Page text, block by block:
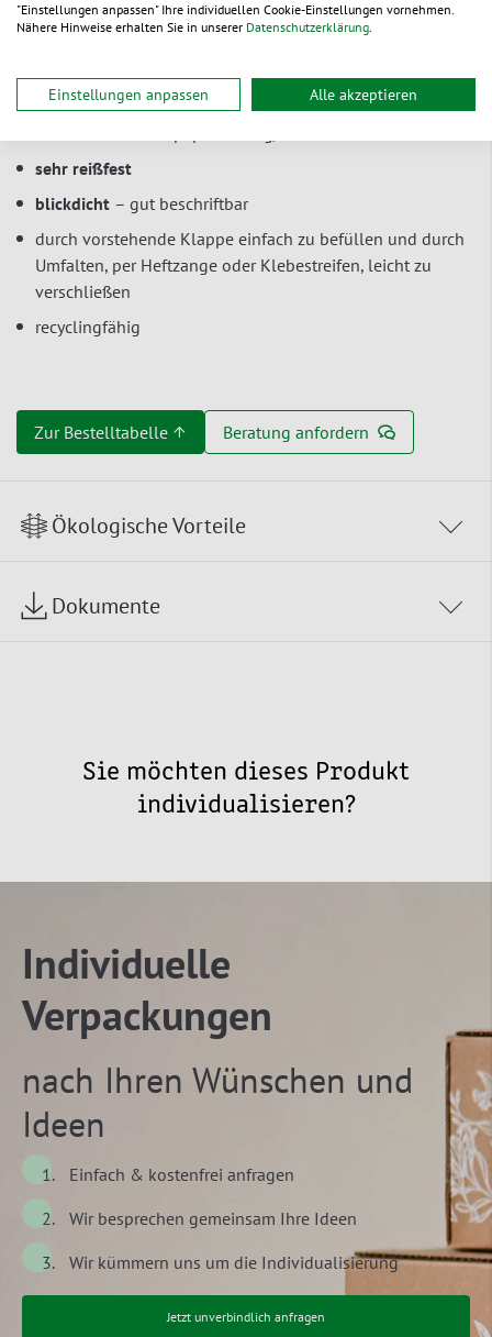
für Kleinteile verschiedener Größen. Zur Identifizierung oder
beklebt werden.
sehr reißfest
blickdicht – gut beschriftbar
durch vorstehende Klappe einfach zu befüllen und durch
Umfalten, per Heftzange oder Klebestreifen, leicht zu
verschließen
recyclingfähig
Zur Bestelltabelle ↑ Beratung anfordern
Ökologische Vorteile
Dokumente
Sie möchten dieses Produkt
individualisieren?
Individuelle
Verpackungen
nach Ihren Wünschen und
Ideen
Einfach & kostenfrei anfragen
Wir besprechen gemeinsam Ihre Ideen
Wir kümmern uns um die Individualisierung
Jetzt unverbindlich anfragen
"Einstellungen anpassen" Ihre individuellen Cookie-Einstellungen vornehmen.
Nähere Hinweise erhalten Sie in unserer Datenschutzerklärung.
Einstellungen anpassen Alle akzeptieren